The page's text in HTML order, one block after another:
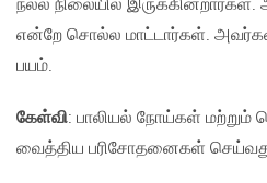
நல்ல நிலையில்
என்றே சொல்ல மாட்டார்கள். அவர்கள்
பயம்.
கேள்வி: பாலியல் நோய்கள் மற்றும்
வைத்திய பரிசோதனைகள்